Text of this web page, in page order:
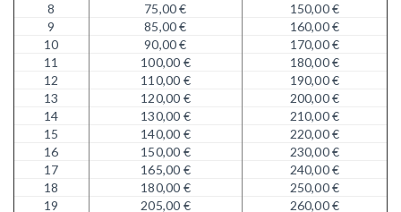
8
75,00 €
150,00 €
9
85,00 €
160,00 €
10
90,00 €
170,00 €
11
100,00 €
180,00 €
12
110,00 €
190,00 €
13
120,00 €
200,00 €
14
130,00 €
210,00 €
15
140,00 €
220,00 €
16
150,00 €
230,00 €
17
165,00 €
240,00 €
18
180,00 €
250,00 €
19
205,00 €
260,00 €